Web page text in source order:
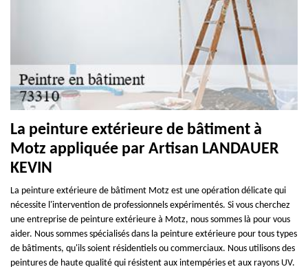
La peinture extérieure de bâtiment à
Motz appliquée par Artisan LANDAUER
KEVIN
La peinture extérieure de bâtiment Motz est une opération délicate qui
nécessite l'intervention de professionnels expérimentés. Si vous cherchez
une entreprise de peinture extérieure à Motz, nous sommes là pour vous
aider. Nous sommes spécialisés dans la peinture extérieure pour tous types
de bâtiments, qu'ils soient résidentiels ou commerciaux. Nous utilisons des
peintures de haute qualité qui résistent aux intempéries et aux rayons UV.